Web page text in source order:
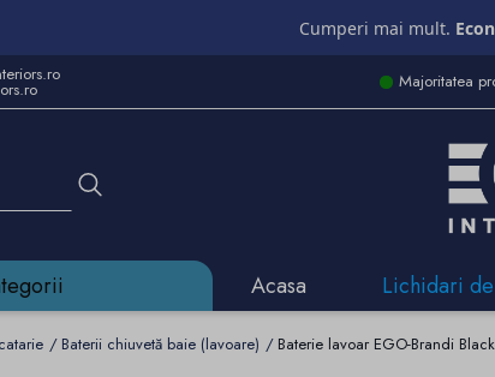
Cumperi mai mult.
Majoritatea
Acasa Lichidari
Baterii chiuvetă baie (lavoare) Baterie lavoar EGO-Brandi